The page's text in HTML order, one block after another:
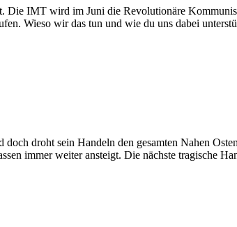
Die IMT wird im Juni die Revolutionäre
Wieso wir das tun und wie du uns dabei
droht sein Handeln den gesamten Nahen
immer weiter ansteigt. Die nächste tragische